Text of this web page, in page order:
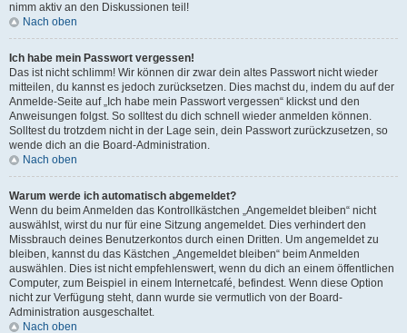
nimm aktiv an den Diskussionen teil!
Nach oben
Ich habe mein Passwort vergessen!
Das ist nicht schlimm! Wir können dir zwar dein altes Passwort nicht wieder
mitteilen, du kannst es jedoch zurücksetzen. Dies machst du, indem du auf der
Anmelde-Seite auf „Ich habe mein Passwort vergessen“ klickst und den
Anweisungen folgst. So solltest du dich schnell wieder anmelden können.
Solltest du trotzdem nicht in der Lage sein, dein Passwort zurückzusetzen, so
wende dich an die Board-Administration.
Nach oben
Warum werde ich automatisch abgemeldet?
Wenn du beim Anmelden das Kontrollkästchen „Angemeldet bleiben“ nicht
auswählst, wirst du nur für eine Sitzung angemeldet. Dies verhindert den
Missbrauch deines Benutzerkontos durch einen Dritten. Um angemeldet zu
bleiben, kannst du das Kästchen „Angemeldet bleiben“ beim Anmelden
auswählen. Dies ist nicht empfehlenswert, wenn du dich an einem öffentlichen
Computer, zum Beispiel in einem Internetcafé, befindest. Wenn diese Option
nicht zur Verfügung steht, dann wurde sie vermutlich von der Board-
Administration ausgeschaltet.
Nach oben